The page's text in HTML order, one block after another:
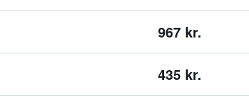
967 kr.
435 kr.